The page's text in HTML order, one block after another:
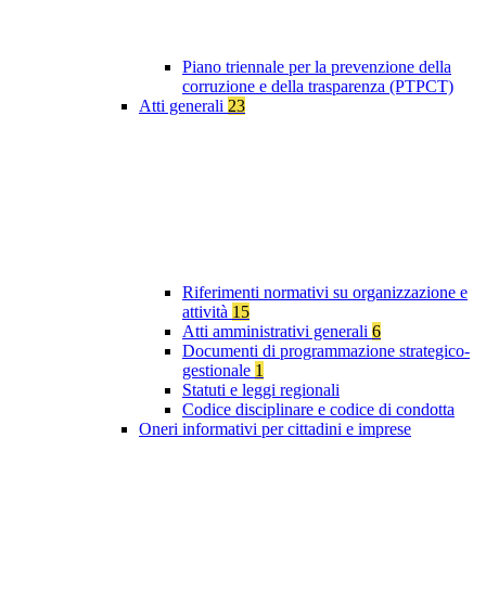
Piano triennale per la prevenzione della
corruzione e della trasparenza (PTPCT)
Atti generali 23
Riferimenti normativi su organizzazione e
attività 15
Atti amministrativi generali 6
Documenti di programmazione strategico-
gestionale 1
Statuti e leggi regionali
Codice disciplinare e codice di condotta
Oneri informativi per cittadini e imprese